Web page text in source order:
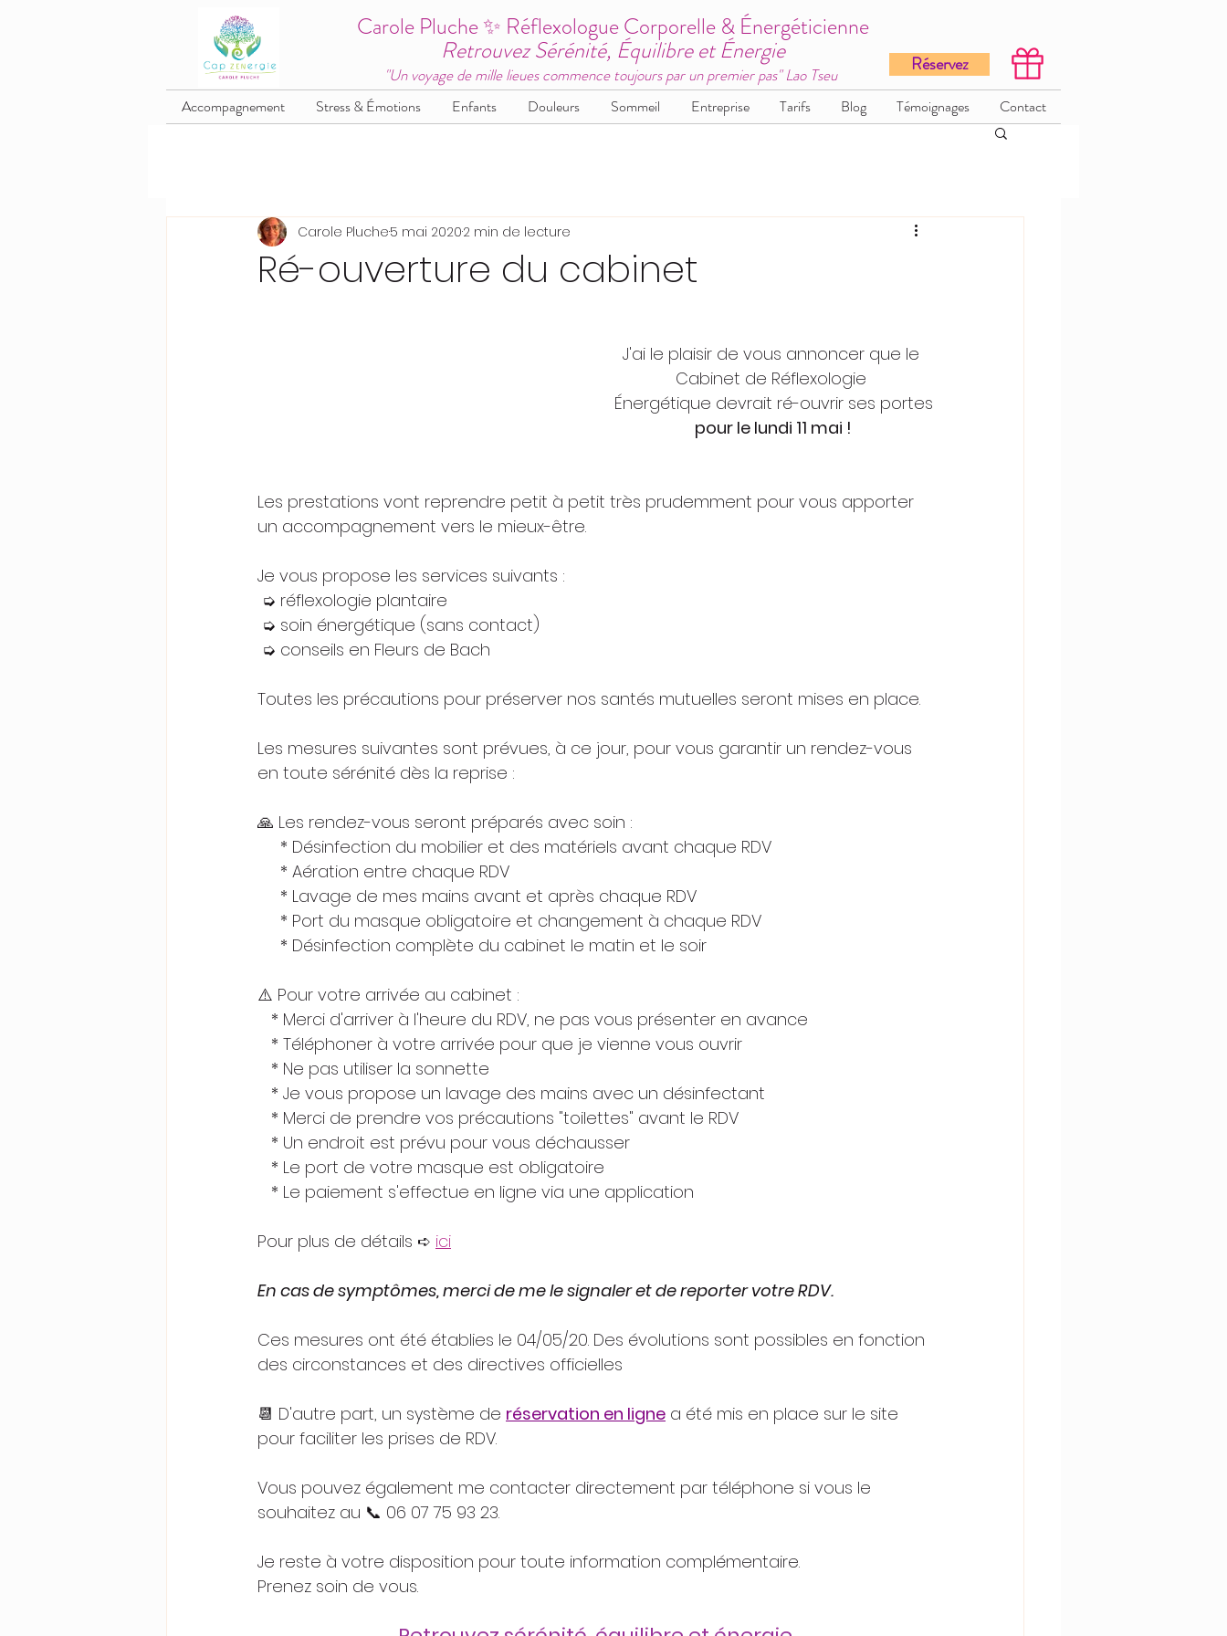
Carole Pluche ✨ Réflexologue Corporelle & Énergéticienne
Retrouvez Sérénité, Équilibre et Énergie
"Un voyage de mille lieues commence toujours par un premier pas" Lao Tseu Réservez
Accompagnement Stress & Émotions Enfants Douleurs Sommeil Entreprise Tarifs Blog Témoignages Contact
Ré-ouverture du cabinet
Carole Pluche5 mai 20202 min de lecture
J'ai le plaisir de vous annoncer que le
Cabinet de Réflexologie
Énergétique devrait ré-ouvrir ses portes
pour le lundi 11 mai !
Les prestations vont reprendre petit à petit très prudemment pour vous apporter
un accompagnement vers le mieux-être.
Je vous propose les services suivants :
➭ réflexologie plantaire
➭ soin énergétique (sans contact)
➭ conseils en Fleurs de Bach
Toutes les précautions pour préserver nos santés mutuelles seront mises en place.
Les mesures suivantes sont prévues, à ce jour, pour vous garantir un rendez-vous
en toute sérénité dès la reprise :
🙏 Les rendez-vous seront préparés avec soin :
* Désinfection du mobilier et des matériels avant chaque RDV
* Aération entre chaque RDV
* Lavage de mes mains avant et après chaque RDV
* Port du masque obligatoire et changement à chaque RDV
* Désinfection complète du cabinet le matin et le soir
⚠️ Pour votre arrivée au cabinet :
* Merci d'arriver à l'heure du RDV, ne pas vous présenter en avance
* Téléphoner à votre arrivée pour que je vienne vous ouvrir
   * Ne pas utiliser la sonnette
* Je vous propose un lavage des mains avec un désinfectant
* Merci de prendre vos précautions "toilettes" avant le RDV
* Un endroit est prévu pour vous déchausser
* Le port de votre masque est obligatoire
* Le paiement s'effectue en ligne via une application
Pour plus de détails ➪ ici
En cas de symptômes, merci de me le signaler et de reporter votre RDV.
Ces mesures ont été établies le 04/05/20. Des évolutions sont possibles en fonction
des circonstances et des directives officielles
📆 D'autre part, un système de réservation en ligne a été mis en place sur le site
pour faciliter les prises de RDV.
Vous pouvez également me contacter directement par téléphone si vous le
souhaitez au 📞 06 07 75 93 23.
Je reste à votre disposition pour toute information complémentaire.
Prenez soin de vous.